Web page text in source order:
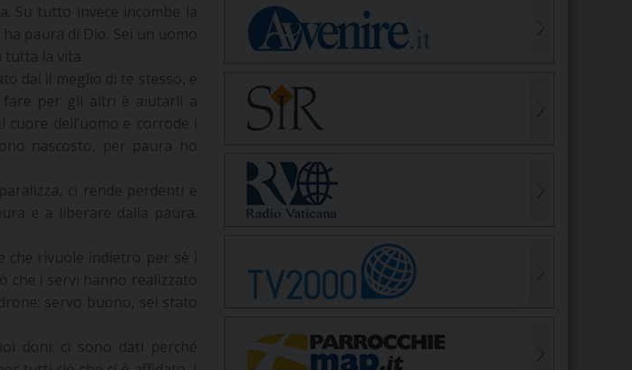
Su tutto invece incombe la
paura di Dio. Sei un uomo
la vita.
dai il meglio di te stesso, e
per gli altri è aiutarli a
dell’uomo e corrode i
nascosto, per paura ho
ci rende perdenti e
e a liberare dalla paura.
rivuole indietro per sè i
i servi hanno realizzato
servo buono, sei stato
doni: ci sono dati perché